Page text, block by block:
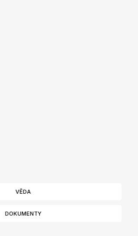
VĚDA
DOKUMENTY